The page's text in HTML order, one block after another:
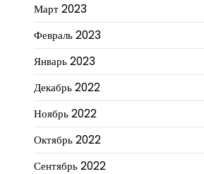
Март 2023
Февраль 2023
Январь 2023
Декабрь 2022
Ноябрь 2022
Октябрь 2022
Сентябрь 2022